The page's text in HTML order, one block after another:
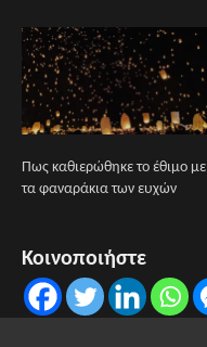
Πως καθιερώθηκε το έθιμο με
τα φαναράκια των ευχών
Κοινοποιήστε